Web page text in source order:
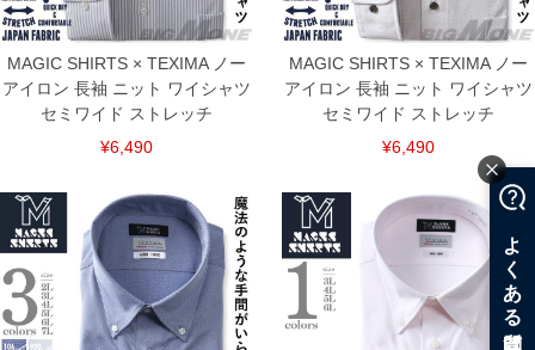
MAGIC SHIRTS × TEXIMA ノー
アイロン 長袖 ニット ワイシャツ
セミワイド ストレッチ
¥6,490
MAGIC SHIRTS × TEXIMA ノー
アイロン 長袖 ニット ワイシャツ
セミワイド ストレッチ
¥6,490